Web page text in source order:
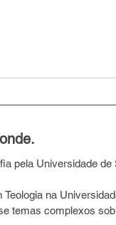
pela Universidade
temas complexos